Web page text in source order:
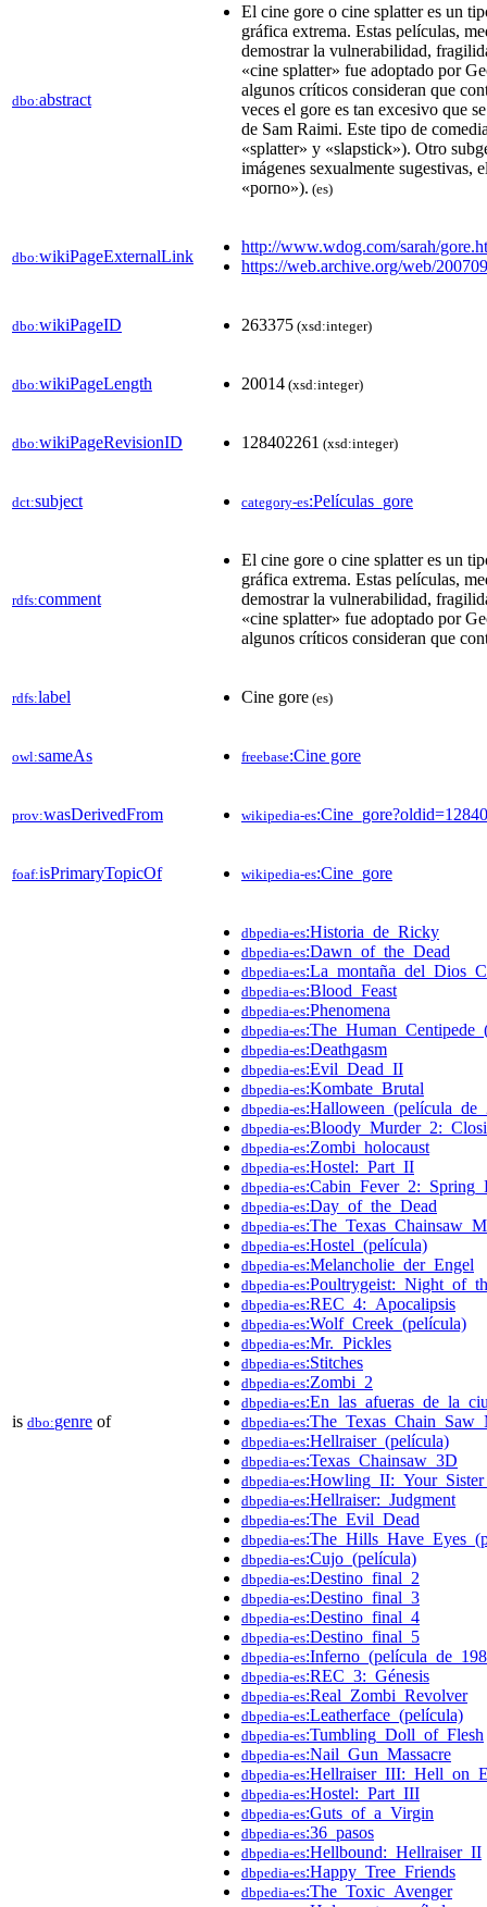
dbo:abstract
El cine gore o cine splatter es un
gráfica extrema. Estas películas,
demostrar la vulnerabilidad,
«cine splatter» fue adoptado por
algunos críticos consideran que
veces el gore es tan excesivo que
de Sam Raimi. Este tipo de
«splatter» y «slapstick»). Otro
imágenes sexualmente
«porno»).​ (es)
dbo:wikiPageExternalLink
http://www.wdog.com/sarah/
https://web.archive.org/web/
dbo:wikiPageID 263375 (xsd:integer)
dbo:wikiPageLength 20014 (xsd:integer)
dbo:wikiPageRevisionID 128402261 (xsd:integer)
dct:subject category-es:Películas_gore
rdfs:comment
El cine gore o cine splatter es un
gráfica extrema. Estas películas,
demostrar la vulnerabilidad,
«cine splatter» fue adoptado por
algunos críticos consideran que
rdfs:label Cine gore (es)
owl:sameAs freebase:Cine gore
prov:wasDerivedFrom wikipedia-es
foaf:isPrimaryTopicOf wikipedia-es:Cine_gore
is dbo:genre of
dbpedia-es:Historia_de_Ricky
dbpedia-es:Dawn_of_the_Dead
dbpedia-es
dbpedia-es:Blood_Feast
dbpedia-es:Phenomena
dbpedia-es
dbpedia-es:Deathgasm
dbpedia-es:Evil_Dead_II
dbpedia-es:Kombate_Brutal
dbpedia-es
dbpedia-es
dbpedia-es:Zombi_holocaust
dbpedia-es:Hostel:_Part_II
dbpedia-es
dbpedia-es:Day_of_the_Dead
dbpedia-es
dbpedia-es:Hostel_(película)
dbpedia-es:Melancholie_der_Engel
dbpedia-es
dbpedia-es:REC_4:_Apocalipsis
dbpedia-es:Wolf_Creek_(película)
dbpedia-es:Mr._Pickles
dbpedia-es:Stitches
dbpedia-es:Zombi_2
dbpedia-es
dbpedia-es
dbpedia-es:Hellraiser_(película)
dbpedia-es:Texas_Chainsaw_3D
dbpedia-es
dbpedia-es:Hellraiser:_Judgment
dbpedia-es:The_Evil_Dead
dbpedia-es
dbpedia-es:Cujo_(película)
dbpedia-es:Destino_final_2
dbpedia-es:Destino_final_3
dbpedia-es:Destino_final_4
dbpedia-es:Destino_final_5
dbpedia-es
dbpedia-es:REC_3:_Génesis
dbpedia-es:Real_Zombi_Revolver
dbpedia-es:Leatherface_(película)
dbpedia-es:Tumbling_Doll_of_Flesh
dbpedia-es:Nail_Gun_Massacre
dbpedia-es
dbpedia-es:Hostel:_Part_III
dbpedia-es:Guts_of_a_Virgin
dbpedia-es:36_pasos
dbpedia-es:Hellbound:_Hellraiser_II
dbpedia-es:Happy_Tree_Friends
dbpedia-es:The_Toxic_Avenger